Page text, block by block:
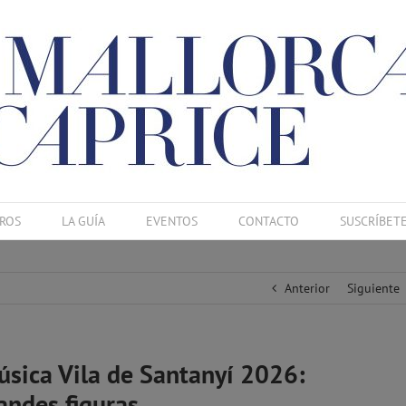
LA GUÍA EVENTOS CONTACTO
Anterior Siguiente
Vila de Santanyí 2026: